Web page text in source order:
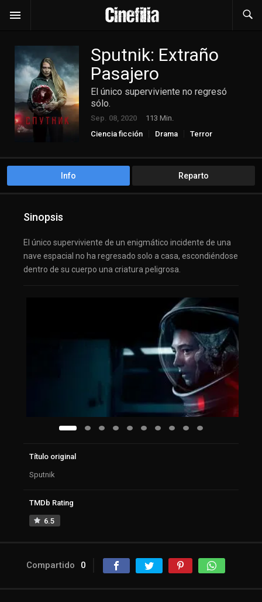
Sputnik: Extraño
Pasajero
El único superviviente no regresó
sólo.
Sep. 08, 2020
113 Min.
Ciencia ficción
Drama Terror
Info Reparto
Sinopsis
El único superviviente de un enigmático incidente de una
nave espacial no ha regresado solo a casa, escondiéndose
dentro de su cuerpo una criatura peligrosa.
Título original
Sputnik
TMDb Rating
6.5
Compartido 0